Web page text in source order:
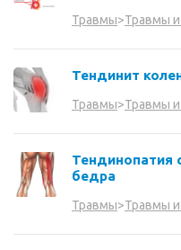
Травмы>Травмы
Тендинит
Травмы>Травмы
Тендинопатия
бедра
Травмы>Травмы